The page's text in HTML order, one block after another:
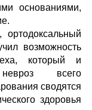
основаниями,
возможность
который и
всего
сводятся
здоровья